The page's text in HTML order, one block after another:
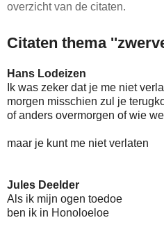
overzicht van de citaten.
Citaten thema
Hans Lodeizen
Ik was zeker dat je me niet
morgen misschien zul je
of anders overmorgen of wie
maar je kunt me niet verlaten
Jules Deelder
Als ik mijn ogen toedoe
ben ik in Honoloeloe